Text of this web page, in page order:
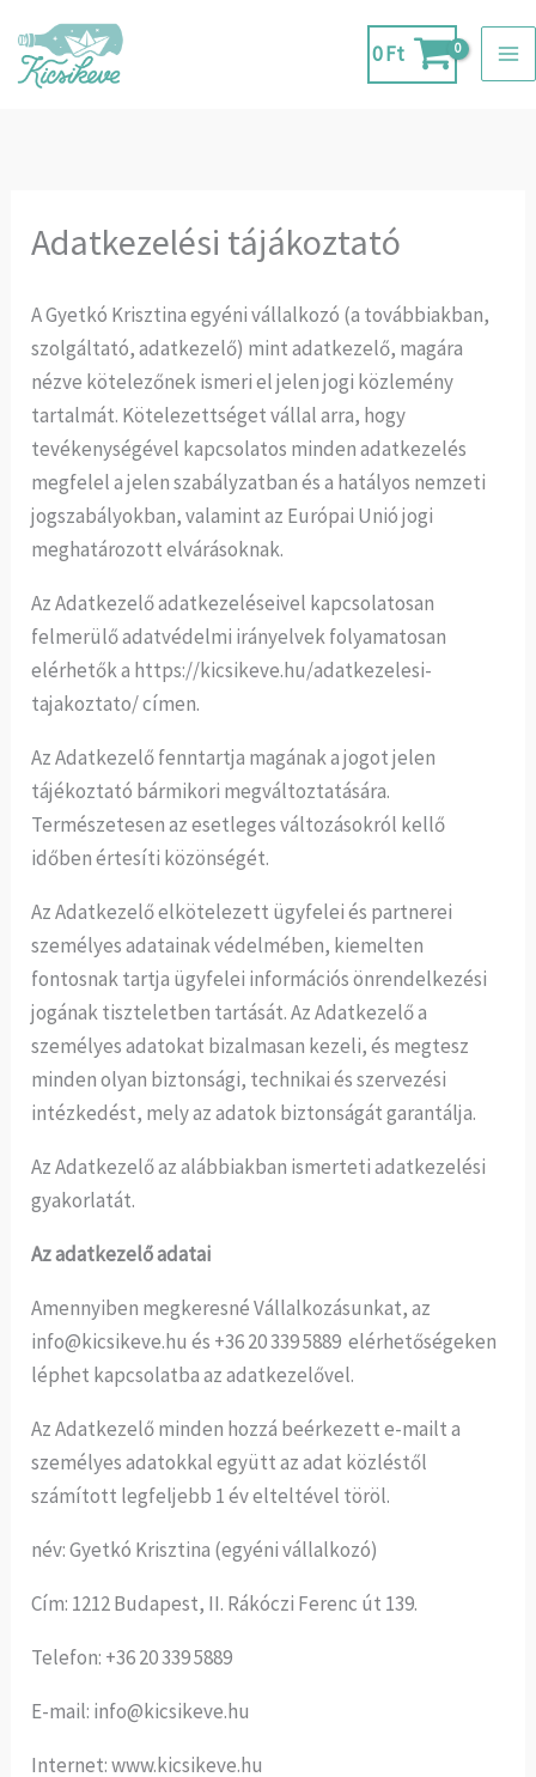
content
0Ft
Adatkezelési tájákoztató
A Gyetkó Krisztina egyéni vállalkozó (a továbbiakban,
szolgáltató, adatkezelő) mint adatkezelő, magára
nézve kötelezőnek ismeri el jelen jogi közlemény
tartalmát. Kötelezettséget vállal arra, hogy
tevékenységével kapcsolatos minden adatkezelés
megfelel a jelen szabályzatban és a hatályos nemzeti
jogszabályokban, valamint az Európai Unió jogi
meghatározott elvárásoknak.
Az Adatkezelő adatkezeléseivel kapcsolatosan
felmerülő adatvédelmi irányelvek folyamatosan
elérhetők a https://kicsikeve.hu/adatkezelesi-
tajakoztato/ címen.
Az Adatkezelő fenntartja magának a jogot jelen
tájékoztató bármikori megváltoztatására.
Természetesen az esetleges változásokról kellő
időben értesíti közönségét.
Az Adatkezelő elkötelezett ügyfelei és partnerei
személyes adatainak védelmében, kiemelten
fontosnak tartja ügyfelei információs önrendelkezési
jogának tiszteletben tartását. Az Adatkezelő a
személyes adatokat bizalmasan kezeli, és megtesz
minden olyan biztonsági, technikai és szervezési
intézkedést, mely az adatok biztonságát garantálja.
Az Adatkezelő az alábbiakban ismerteti adatkezelési
gyakorlatát.
Az adatkezelő adatai
Amennyiben megkeresné Vállalkozásunkat, az
info@kicsikeve.hu és +36 20 339 5889 elérhetőségeken
léphet kapcsolatba az adatkezelővel.
Az Adatkezelő minden hozzá beérkezett e-mailt a
személyes adatokkal együtt az adat közléstől
számított legfeljebb 1 év elteltével töröl.
név: Gyetkó Krisztina (egyéni vállalkozó)
Cím: 1212 Budapest, II. Rákóczi Ferenc út 139.
Telefon: +36 20 339 5889
E-mail: info@kicsikeve.hu
Internet: www.kicsikeve.hu